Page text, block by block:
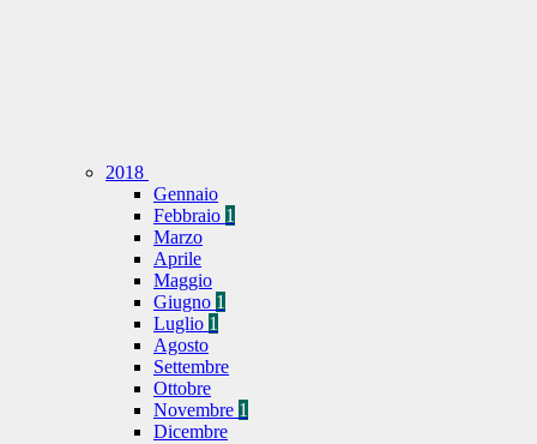
2018
Gennaio
Febbraio 1
Marzo
Aprile
Maggio
Giugno 1
Luglio 1
Agosto
Settembre
Ottobre
Novembre 1
Dicembre